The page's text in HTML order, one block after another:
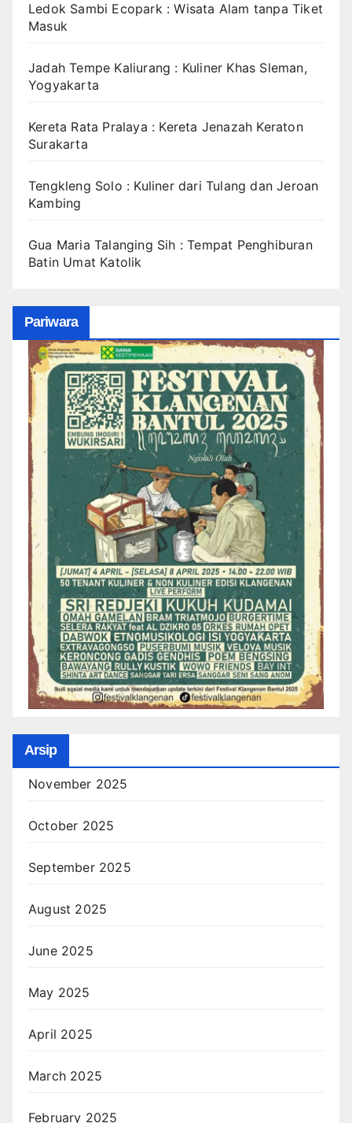
Ledok Sambi Ecopark : Wisata Alam tanpa Tiket
Masuk
Jadah Tempe Kaliurang : Kuliner Khas Sleman,
Yogyakarta
Kereta Rata Pralaya : Kereta Jenazah Keraton
Surakarta
Tengkleng Solo : Kuliner dari Tulang dan Jeroan
Kambing
Gua Maria Talanging Sih : Tempat Penghiburan
Batin Umat Katolik
Pariwara
Arsip
November 2025
October 2025
September 2025
August 2025
June 2025
May 2025
April 2025
March 2025
February 2025